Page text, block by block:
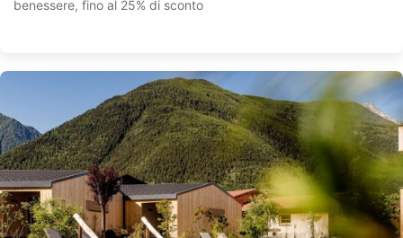
benessere, fino al 25% di sconto